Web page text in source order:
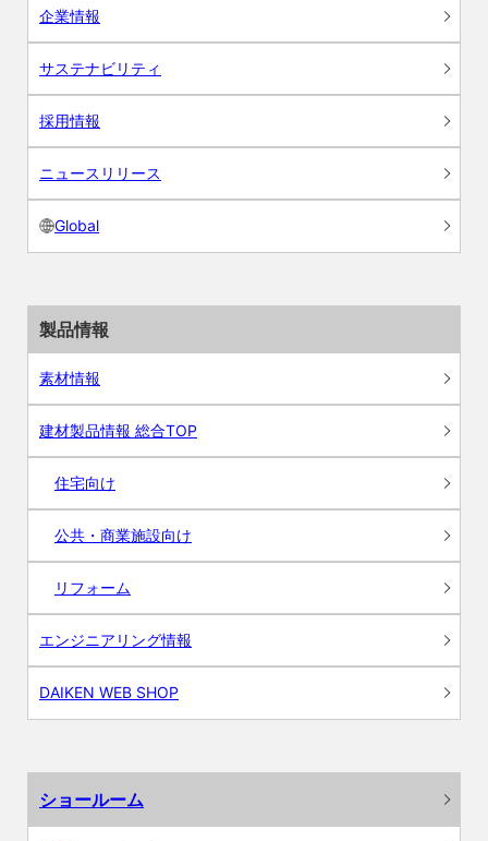
企業情報
サステナビリティ
採用情報
ニュースリリース
Global
製品情報
素材情報
建材製品情報 総合TOP
住宅向け
公共・商業施設向け
リフォーム
エンジニアリング情報
DAIKEN WEB SHOP
ショールーム